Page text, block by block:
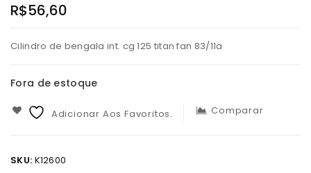
R$56,60
Cilindro de bengala int. cg 125 titan fan 83/11a
Fora de estoque
Adicionar Aos Favoritos. Comparar
SKU: K12600